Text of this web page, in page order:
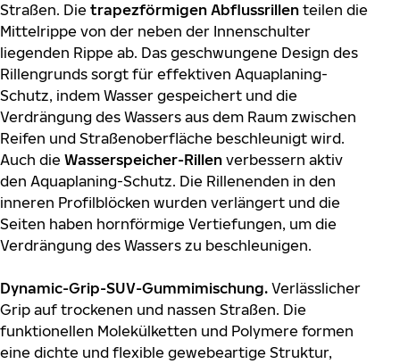
Straßen. Die trapezförmigen Abflussrillen teilen die
Mittelrippe von der neben der Innenschulter
liegenden Rippe ab. Das geschwungene Design des
Rillengrunds sorgt für effektiven Aquaplaning-
Schutz, indem Wasser gespeichert und die
Verdrängung des Wassers aus dem Raum zwischen
Reifen und Straßenoberfläche beschleunigt wird.
Auch die Wasserspeicher-Rillen verbessern aktiv
den Aquaplaning-Schutz. Die Rillenenden in den
inneren Profilblöcken wurden verlängert und die
Seiten haben hornförmige Vertiefungen, um die
Verdrängung des Wassers zu beschleunigen.
Dynamic-Grip-SUV-Gummimischung. Verlässlicher
Grip auf trockenen und nassen Straßen. Die
funktionellen Molekülketten und Polymere formen
eine dichte und flexible gewebeartige Struktur,